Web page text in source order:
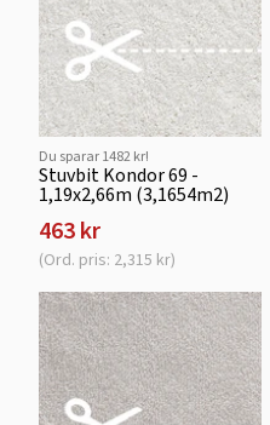
Du sparar 1482 kr!
Stuvbit Kondor 69 -
1,19x2,66m (3,1654m2)
463 kr
(Ord. pris: 2,315 kr)